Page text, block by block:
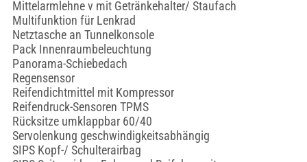
Mittelarmlehne v mit Getränkehalter/ Staufach
Multifunktion für Lenkrad
Netztasche an Tunnelkonsole
Pack Innenraumbeleuchtung
Panorama-Schiebedach
Regensensor
Reifendichtmittel mit Kompressor
Reifendruck-Sensoren TPMS
Rücksitze umklappbar 60/40
Servolenkung geschwindigkeitsabhängig
SIPS Kopf-/ Schulterairbag